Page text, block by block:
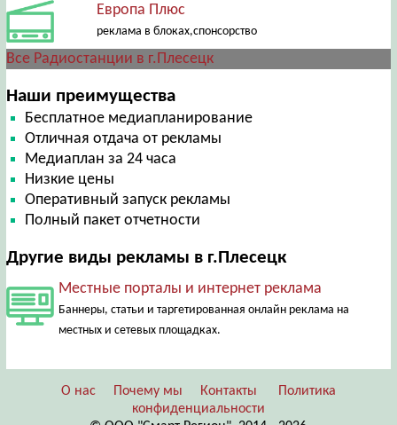
Европа Плюс
реклама в блоках,спонсорство
Все Радиостанции в г.Плесецк
Наши преимущества
Бесплатное медиапланирование
Отличная отдача от рекламы
Медиаплан за 24 часа
Низкие цены
Оперативный запуск рекламы
Полный пакет отчетности
Другие виды рекламы в г.Плесецк
Местные порталы и интернет реклама
Баннеры, статьи и таргетированная онлайн реклама на
местных и сетевых площадках.
О нас Почему мы Контакты
Политика
конфиденциальности